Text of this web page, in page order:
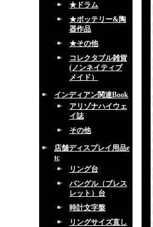
★ドラム
★ポッテリー&陶
器作品
★その他
コレクタブル雑貨
(ノンネイティブ
メイド）
インディアン関連Book
アリゾナハイウェ
イ誌
その他
店舗ディスプレイ用品e
tc
リング台
バングル（ブレス
レット）台
時計文字盤
リングサイズ直し